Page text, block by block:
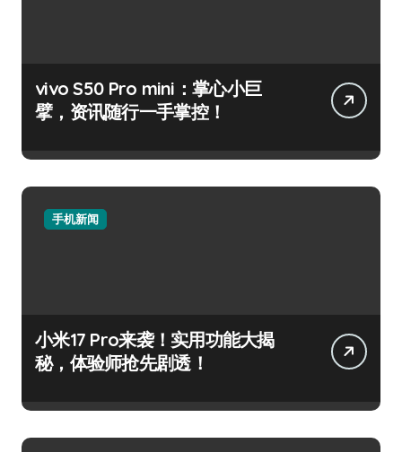
vivo S50 Pro mini：掌心小巨
擘，资讯随行一手掌控！
手机新闻
小米17 Pro来袭！实用功能大揭
秘，体验师抢先剧透！